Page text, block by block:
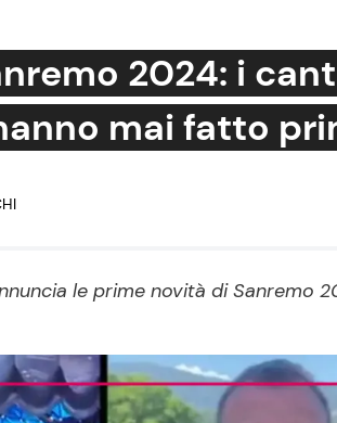
Benessere
Mondo Mamma
Salute
Viaggi e Turismo
2024: i
mai fatto
le prime novità di